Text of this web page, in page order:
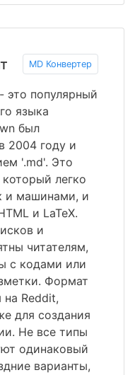
MD Конвертер
это популярный
языка
был
2004 году и
'.md'. Это
легко
и машинами, и
и LaTeX.
и
читателям,
с кодами или
Формат
на Reddit,
для создания
Не все типы
одинаковый
варианты,